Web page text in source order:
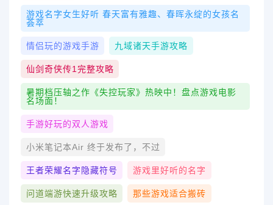
游戏名字女生好听 春天富有雅趣、春晖永绽的女孩名
荟萃
情侣玩的游戏手游 九域诸天手游攻略
仙剑奇侠传1完整攻略
暑期档压轴之作《失控玩家》热映中！盘点游戏电影
名场面！
手游好玩的双人游戏
小米笔记本Air 终于发布了，不过
王者荣耀名字隐藏符号 游戏里好听的名字
问道端游快速升级攻略 那些游戏适合搬砖